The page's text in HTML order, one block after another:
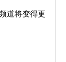
道将变得更